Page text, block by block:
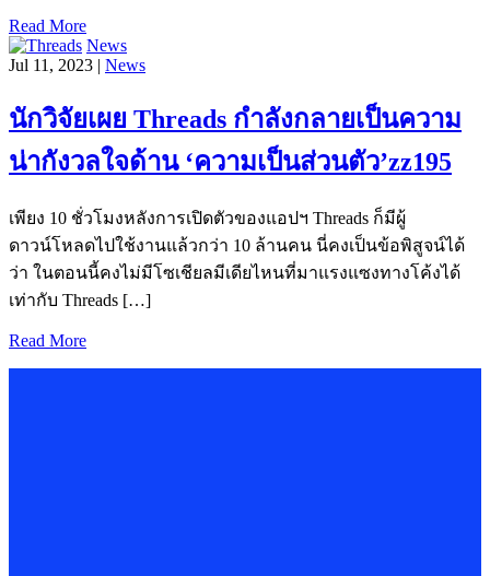
Read More
News
Jul 11, 2023 | News
นักวิจัยเผย Threads กำลังกลายเป็นความ
น่ากังวลใจด้าน ‘ความเป็นส่วนตัว’zz195
เพียง 10 ชั่วโมงหลังการเปิดตัวของแอปฯ Threads ก็มีผู้
ดาวน์โหลดไปใช้งานแล้วกว่า 10 ล้านคน นี่คงเป็นข้อพิสูจน์ได้
ว่า ในตอนนี้คงไม่มีโซเชียลมีเดียไหนที่มาแรงแซงทางโค้งได้
เท่ากับ Threads […]
Read More